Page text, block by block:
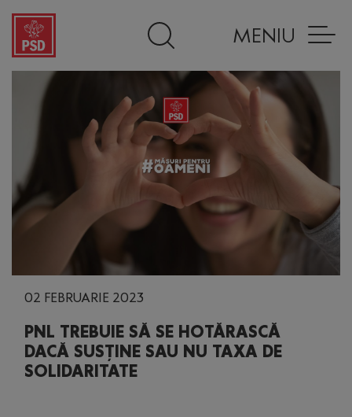
MENIU
02 FEBRUARIE 2023
PNL TREBUIE SĂ SE HOTĂRASCĂ
DACĂ SUSȚINE SAU NU TAXA DE
SOLIDARITATE